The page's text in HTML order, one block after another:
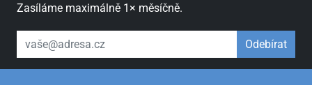
Zasíláme maximálně 1× měsíčně.
váš email Odebírat